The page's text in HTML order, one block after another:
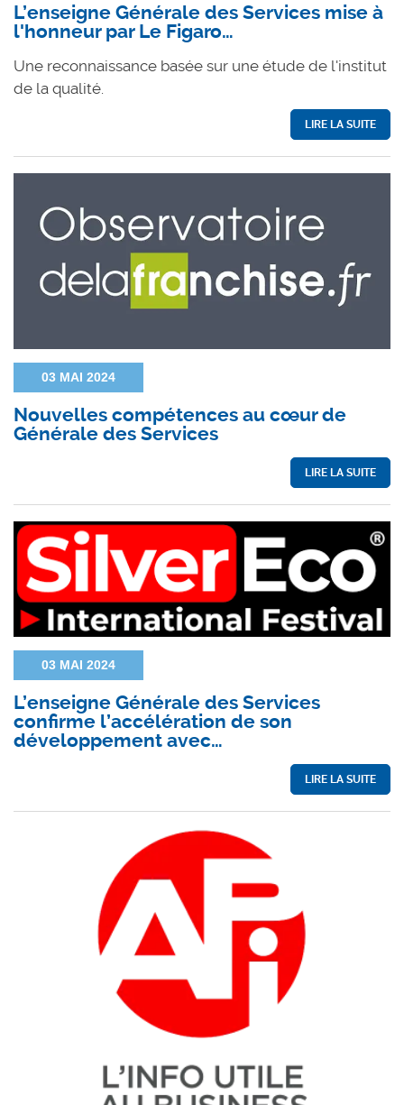
L’enseigne Générale des Services mise à
l'honneur par Le Figaro…
Une reconnaissance basée sur une étude de l'institut
de la qualité.
LIRE LA SUITE
03 MAI 2024
Nouvelles compétences au cœur de
Générale des Services
LIRE LA SUITE
03 MAI 2024
L’enseigne Générale des Services
confirme l’accélération de son
développement avec…
LIRE LA SUITE